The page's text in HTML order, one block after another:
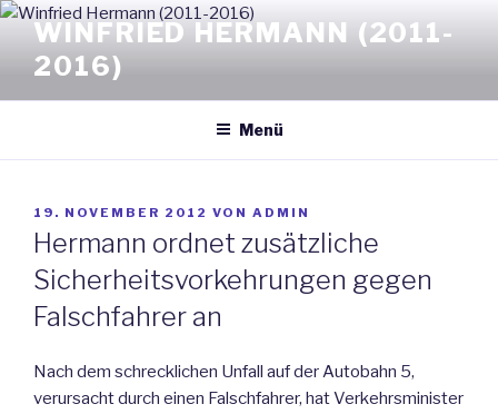
Zum
Inhalt
springen
WINFRIED HERMANN (2011-
2016)
Menü
VERÖFFENTLICHT
AM
19. NOVEMBER 2012 VON ADMIN
Hermann ordnet zusätzliche
Sicherheitsvorkehrungen gegen
Falschfahrer an
Nach dem schrecklichen Unfall auf der Autobahn 5,
verursacht durch einen Falschfahrer, hat Verkehrsminister